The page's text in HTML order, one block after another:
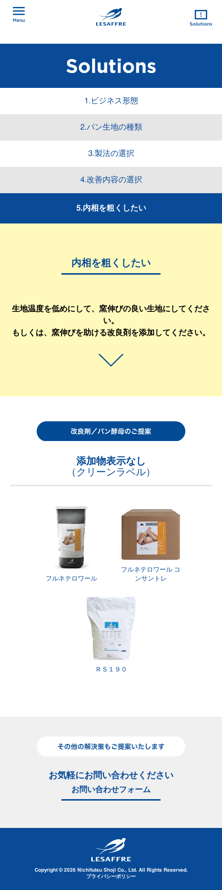
1.ビジネス形態
2.パン生地の種類
3.製法の選択
4.改善内容の選択
5.内相を粗くしたい
内相を粗くしたい
生地温度を低めにして、窯伸びの良い生地にしてくださ
い。
もしくは、窯伸びを助ける改良剤を添加してください。
添加物表示なし
（クリーンラベル）
フルネテロワール
フルネテロワール コ
ンサントレ
ＲＳ１９０
お気軽にお問い合わせください
お問い合わせフォーム
Copyright © 2026 Nichifutsu Shoji Co., Ltd. All Rights Reserved.
プライバシーポリシー